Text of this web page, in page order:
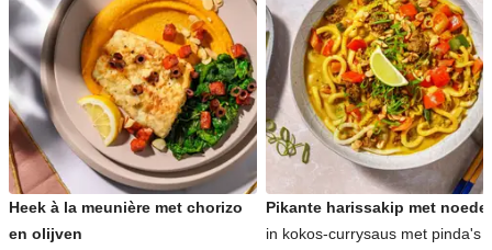
Heek à la meunière met chorizo
en olijven
Pikante harissakip met
in kokos-currysaus met pinda's